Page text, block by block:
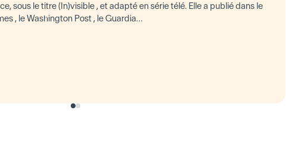
sous le titre (In)visible , et adapté en série télé. Elle a publié dans le
, le Washington Post , le Guardia…